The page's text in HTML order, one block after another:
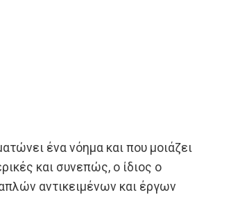
ένα νόημα και που μοιάζει
και συνεπώς, ο ίδιος ο
αντικειμένων και έργων